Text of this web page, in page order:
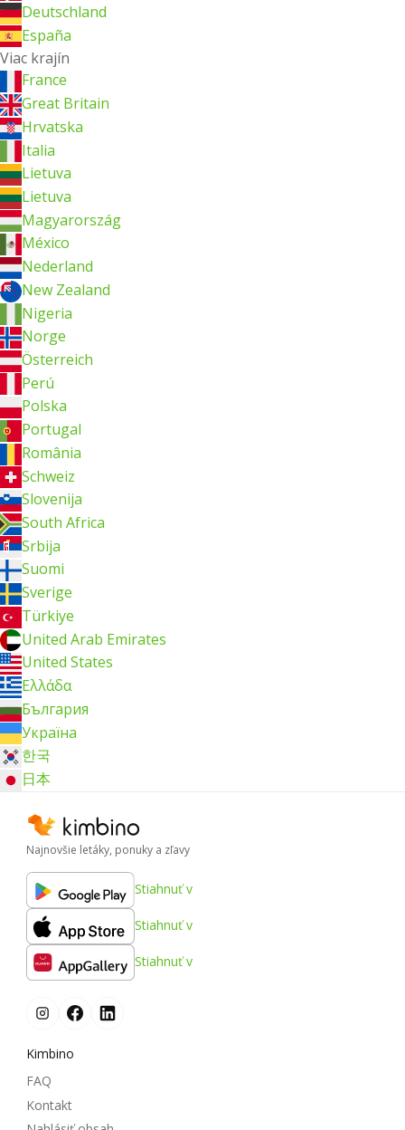
Deutschland
España
Viac krajín
France
Great Britain
Hrvatska
Italia
Lietuva
Lietuva
Magyarország
México
Nederland
New Zealand
Nigeria
Norge
Österreich
Perú
Polska
Portugal
România
Schweiz
Slovenija
South Africa
Srbija
Suomi
Sverige
Türkiye
United Arab Emirates
United States
Ελλάδα
България
Україна
한국
日本
Najnovšie letáky, ponuky a zľavy
Stiahnuť v
Stiahnuť v
Stiahnuť v
Kimbino
FAQ
Kontakt